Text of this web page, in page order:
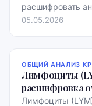
расшифровать
05.05.2026
ОБЩИЙ АНАЛИЗ
Лимфоциты
расшифровка
Лимфоциты